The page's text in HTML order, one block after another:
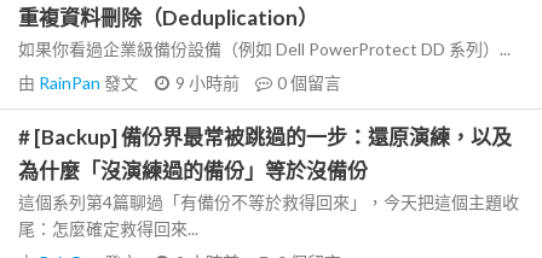
重複資料刪除（Deduplication）
如果你看過企業級備份設備（例如 Dell PowerProtect DD 系列）...
由 RainPan 發文 9 小時前 0個留言
# [Backup] 備份界最常被跳過的一步：還原演練，以及
為什麼「沒演練過的備份」等於沒備份
這個系列第4篇聊過「有備份不等於救得回來」，今天把這個主題收
尾：怎麼確定救得回來...